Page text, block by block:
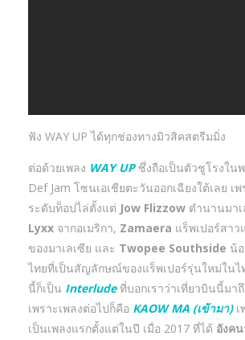
ฟัง WAY UP ได้ทุกช่องทางมิวสิคสตรีมมิ่ง
ต่อด้วยเพลง WAY UPซึ่งถือเป็นตัวชูโรงใน
Def Jam โซนเอเชียตะวันออกเฉียงใต้เลย เ
ระดับท็อปไล่ตั้งแต่ Jow Flizzow ตำนานมาเ
Lyxx จากอเมริกา, Zamaera แร็พเปอร์สา
ของมาเลเซีย และ Twopee Southside น้
ไทยที่เป็นสัญลักษณ์ของแร็พเปอร์รุ่นใหม่ในไ
นี้ก็เป็น Interludeที่บอกเราว่าเที่ยวบินนี้มาถึ
เพราะเพลงต่อไปก็คือ KAOW MA (เข้ามา)เ
เป็นเพลงแรกตั้งแต่ในปี เมื่อ 2017 ที่ได้ อังค